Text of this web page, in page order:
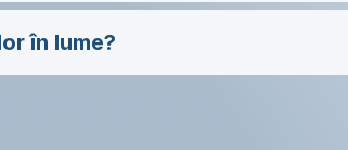
în lume?